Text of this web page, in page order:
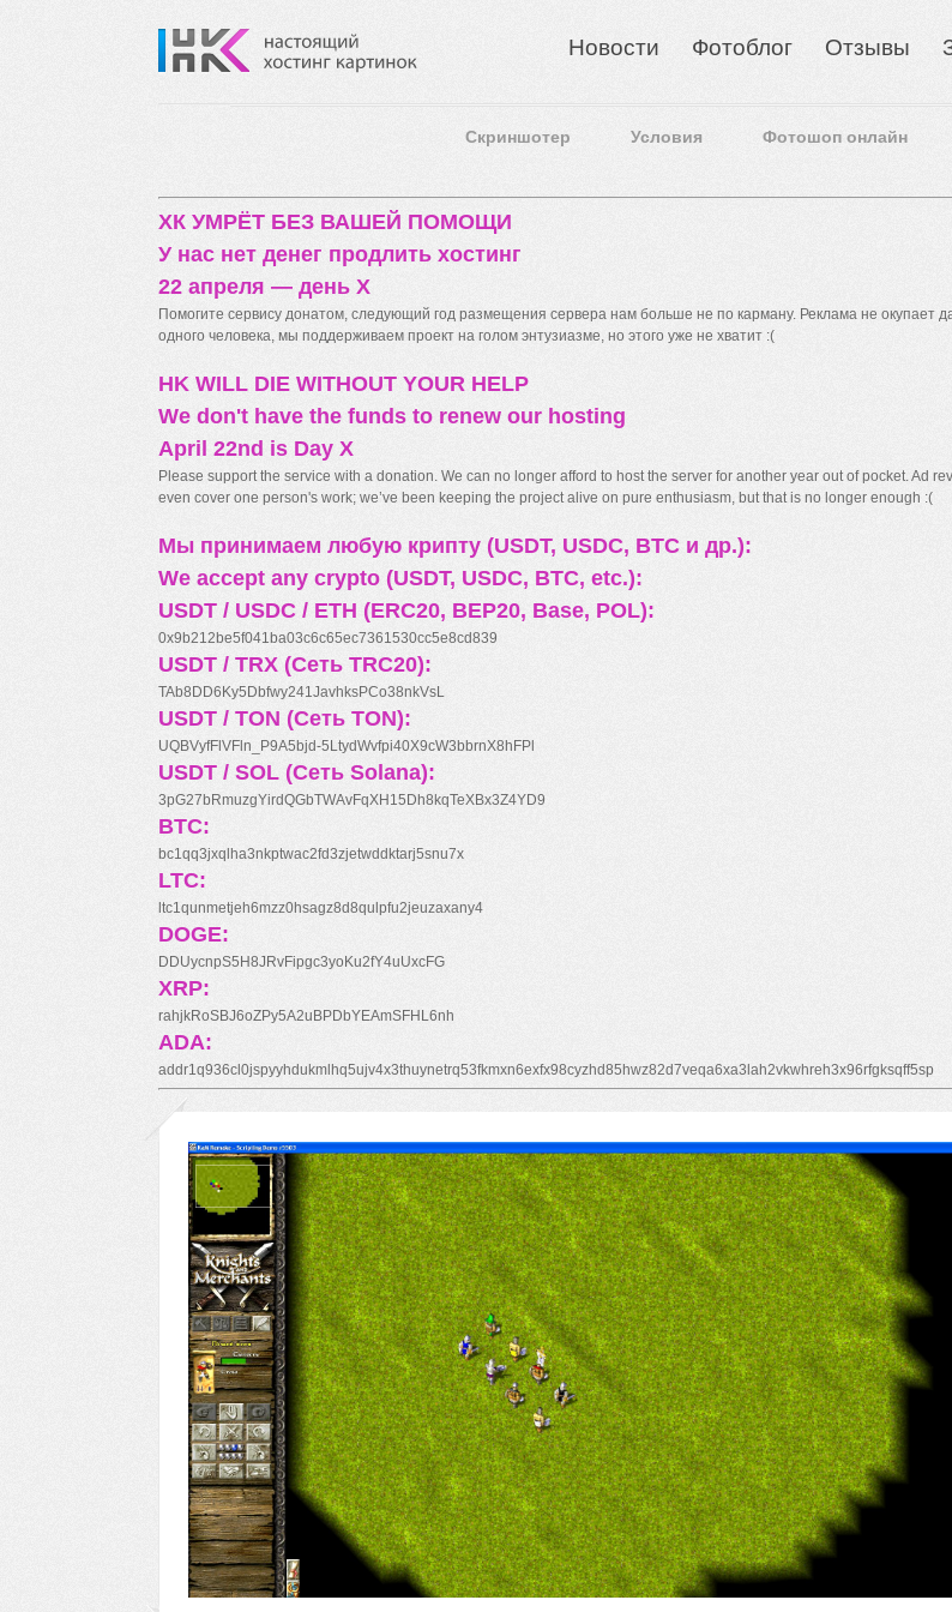
Новости Фотоблог Отзывы
Скриншотер Условия Фотошоп онлайн
ХК УМРЁТ БЕЗ ВАШЕЙ ПОМОЩИ
У нас нет денег продлить хостинг
22 апреля — день X
Помогите сервису донатом, следующий год размещения сервера нам больше не по карману. Реклама не окупает
одного человека, мы поддерживаем проект на голом энтузиазме, но этого уже не хватит :(
HK WILL DIE WITHOUT YOUR HELP
We don't have the funds to renew our hosting
April 22nd is Day X
Please support the service with a donation. We can no longer afford to host the server for another year out of pocket. Ad
even cover one person's work; we’ve been keeping the project alive on pure enthusiasm, but that is no longer enough :(
Мы принимаем любую крипту (USDT, USDC, BTC и др.):
We accept any crypto (USDT, USDC, BTC, etc.):
USDT / USDC / ETH (ERC20, BEP20, Base, POL):
0x9b212be5f041ba03c6c65ec7361530cc5e8cd839
USDT / TRX (Сеть TRC20):
TAb8DD6Ky5Dbfwy241JavhksPCo38nkVsL
USDT / TON (Сеть TON):
UQBVyfFlVFln_P9A5bjd-5LtydWvfpi40X9cW3bbrnX8hFPl
USDT / SOL (Сеть Solana):
3pG27bRmuzgYirdQGbTWAvFqXH15Dh8kqTeXBx3Z4YD9
BTC:
bc1qq3jxqlha3nkptwac2fd3zjetwddktarj5snu7x
LTC:
ltc1qunmetjeh6mzz0hsagz8d8qulpfu2jeuzaxany4
DOGE:
DDUycnpS5H8JRvFipgc3yoKu2fY4uUxcFG
XRP:
rahjkRoSBJ6oZPy5A2uBPDbYEAmSFHL6nh
ADA:
addr1q936cl0jspyyhdukmlhq5ujv4x3thuynetrq53fkmxn6exfx98cyzhd85hwz82d7veqa6xa3lah2vkwhreh3x96rfgksqff5sp